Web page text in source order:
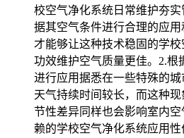
校空气净化系统日常维护夯
据其空气条件进行合理的应用
才能够让这种技术稳固的学
功效维护空气质量更佳。2.根
进行应用据悉在一些特殊的
天气持续时间较长，而这种
节性差异同样也会影响室内
赖的学校空气净化系统应用